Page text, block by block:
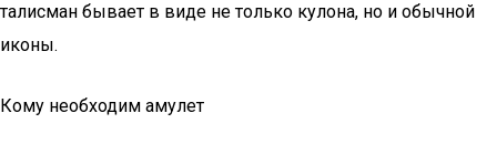
талисман бывает в виде не только кулона, но и обычной
иконы.
Кому необходим амулет